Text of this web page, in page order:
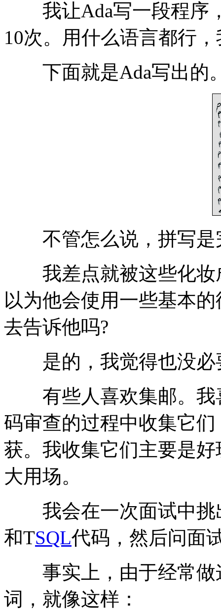
我让Ada写一段程序，
10次。用什么语言都行
下面就是Ada写出的
不管怎么说，拼写是
我差点就被这些化妆
以为他会使用一些基本
去告诉他吗?
是的，我觉得也没必
有些人喜欢集邮。我
码审查的过程中收集它
获。我收集它们主要是
大用场。
我会在一次面试中挑
和TSQL代码，然后问面
事实上，由于经常做
词，就像这样：